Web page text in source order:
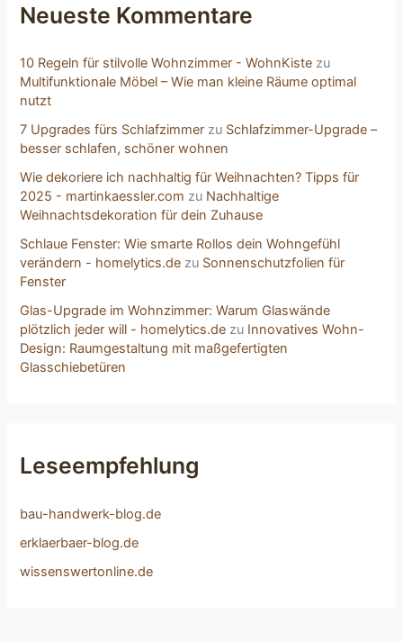
Neueste Kommentare
10 Regeln für stilvolle Wohnzimmer - WohnKiste zu
Multifunktionale Möbel – Wie man kleine Räume optimal
nutzt
7 Upgrades fürs Schlafzimmer zu Schlafzimmer-Upgrade –
besser schlafen, schöner wohnen
Wie dekoriere ich nachhaltig für Weihnachten? Tipps für
2025 - martinkaessler.com zu Nachhaltige
Weihnachtsdekoration für dein Zuhause
Schlaue Fenster: Wie smarte Rollos dein Wohngefühl
verändern - homelytics.de zu Sonnenschutzfolien für
Fenster
Glas-Upgrade im Wohnzimmer: Warum Glaswände
plötzlich jeder will - homelytics.de zu Innovatives Wohn-
Design: Raumgestaltung mit maßgefertigten
Glasschiebetüren
Leseempfehlung
bau-handwerk-blog.de
erklaerbaer-blog.de
wissenswertonline.de